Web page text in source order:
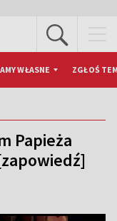
WŁASNE ZGŁOŚ
Papieża